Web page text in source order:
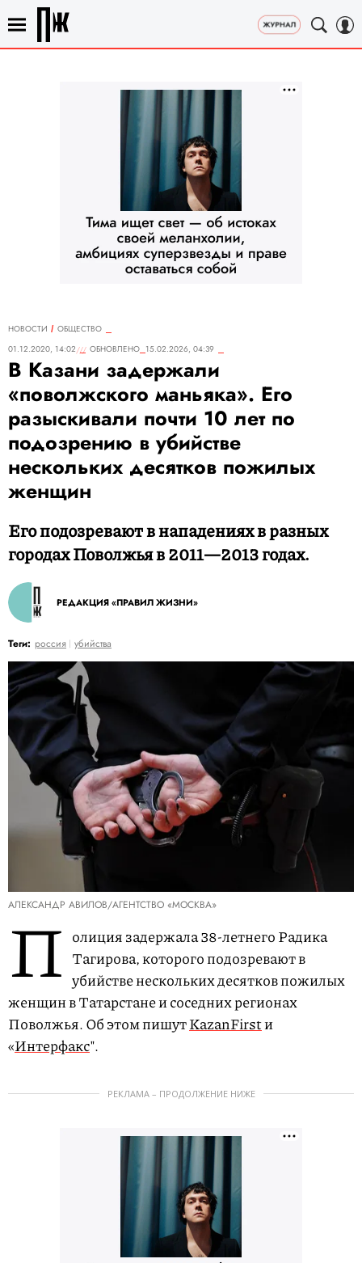
НОВОСТИ
ОБЩЕСТВО
01.12.2020, 14:02
ОБНОВЛЕНО 15.02.2026, 04:39
В Казани задержали
«поволжского маньяка». Его
разыскивали почти 10 лет по
подозрению в убийстве
нескольких десятков пожилых
женщин
Его подозревают в нападениях в разных
городах Поволжья в 2011—2013 годах.
РЕДАКЦИЯ «ПРАВИЛ ЖИЗНИ»
Теги: россия убийства
АЛЕКСАНДР АВИЛОВ/АГЕНТСТВО «МОСКВА»
П олиция задержала 38-летнего Радика
Тагирова, которого подозревают в
убийстве нескольких десятков пожилых
женщин в Татарстане и соседних регионах
Поволжья. Об этом пишутKazanFirstи
«Интерфакс".
РЕКЛАМА – ПРОДОЛЖЕНИЕ НИЖЕ